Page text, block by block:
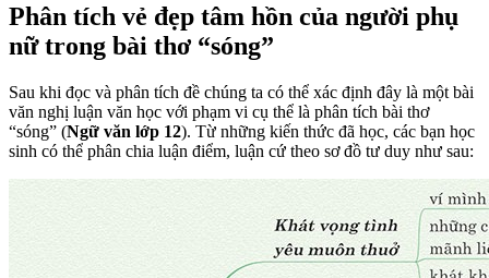
Phân tích vẻ đẹp tâm hồn của người phụ
nữ trong bài thơ “sóng”
Sau khi đọc và phân tích đề chúng ta có thể xác định đây là một bài
văn nghị luận văn học với phạm vi cụ thể là phân tích bài thơ
“sóng” (Ngữ văn lớp 12). Từ những kiến thức đã học, các bạn học
sinh có thể phân chia luận điểm, luận cứ theo sơ đồ tư duy như sau: